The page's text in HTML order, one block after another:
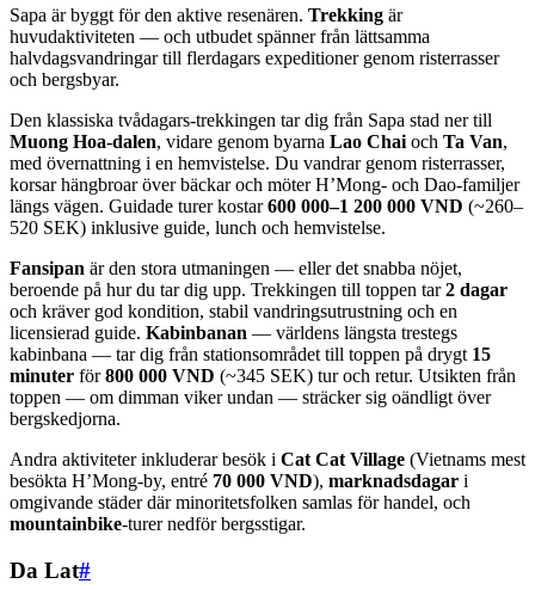
Sapa är byggt för den aktive resenären. Trekking är
huvudaktiviteten — och utbudet spänner från lättsamma
halvdagsvandringar till flerdagars expeditioner genom risterrasser
och bergsbyar.
Den klassiska tvådagars-trekkingen tar dig från Sapa stad ner till
Muong Hoa-dalen, vidare genom byarna Lao Chai och Ta Van,
med övernattning i en hemvistelse. Du vandrar genom risterrasser,
korsar hängbroar över bäckar och möter H’Mong- och Dao-familjer
längs vägen. Guidade turer kostar600 000–1 200 000 VND (~260–
520 SEK) inklusive guide, lunch och hemvistelse.
Fansipan är den stora utmaningen — eller det snabba nöjet,
beroende på hur du tar dig upp. Trekkingen till toppen tar2 dagar
och kräver god kondition, stabil vandringsutrustning och en
licensierad guide. Kabinbanan — världens längsta trestegs
kabinbana — tar dig från stationsområdet till toppen på drygt 15
minuter för800 000 VND (~345 SEK) tur och retur. Utsikten från
toppen — om dimman viker undan — sträcker sig oändligt över
bergskedjorna.
Andra aktiviteter inkluderar besök i Cat Cat Village (Vietnams mest
besökta H’Mong-by, entré 70 000 VND), marknadsdagar i
omgivande städer där minoritetsfolken samlas för handel, och
mountainbike-turer nedför bergsstigar.
Da Lat#